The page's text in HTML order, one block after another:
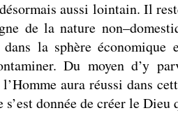
aussi lointain. Il
de la nature
dans la sphère
Du moyen d’y
aura réussi dans
s’est donnée de créer le